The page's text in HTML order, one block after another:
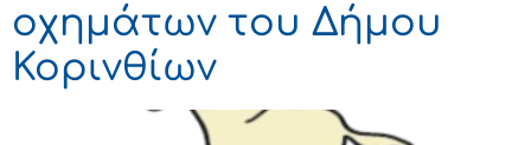
οχημάτων του Δήμου
Κορινθίων